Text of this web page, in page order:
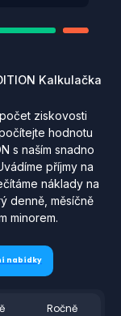
Kalkulačka
ziskovosti
hodnotu
s naším snadno
příjmy na
náklady na
denně, měsíčně
minorem.
nabídky
Ročně